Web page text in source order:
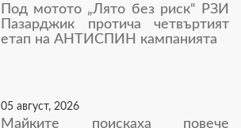
Под мотото „Лято без риск“ РЗИ
Пазарджик протича четвъртият
етап на АНТИСПИН кампанията
05 август, 2026
Майките поискаха повече